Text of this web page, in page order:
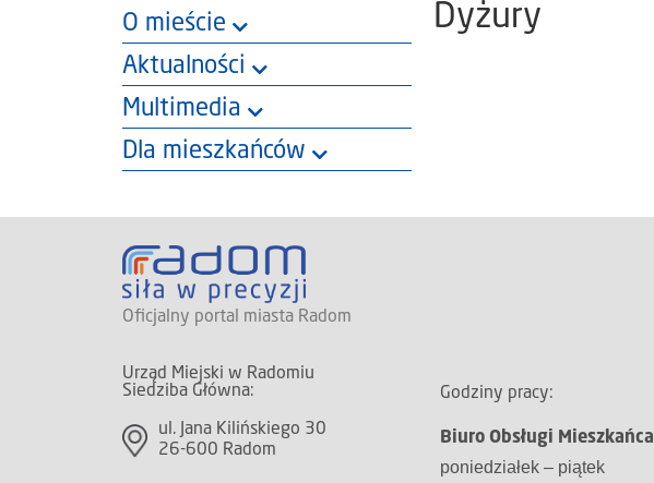
O mieście
Aktualności
Multimedia
Dla mieszkańców
Dyżury
Oficjalny portal miasta Radom
Urząd Miejski w Radomiu
Siedziba Główna:
ul. Jana Kilińskiego 30
26-600 Radom
Godziny pracy:
Biuro Obsługi Mieszkańca
poniedziałek – piątek